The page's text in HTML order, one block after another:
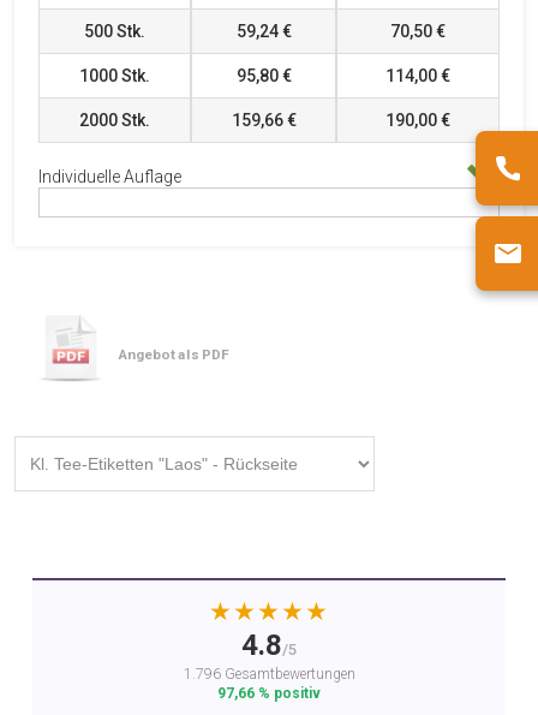
500Stk. 59,24 € 70,50 €
1000Stk. 95,80 € 114,00 €
2000Stk. 159,66 € 190,00 €
Individuelle Auflage
Angebot als PDF
★★★★★
4.8/5
1.796 Gesamtbewertungen
97,66 % positiv